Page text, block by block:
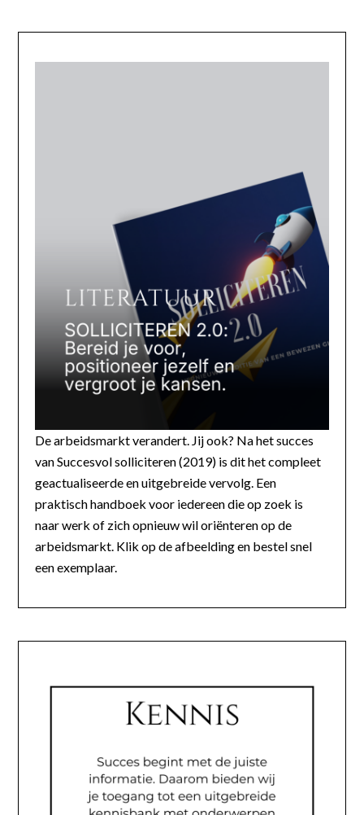
De arbeidsmarkt verandert. Jij ook? Na het succes
van Succesvol solliciteren (2019) is dit het compleet
geactualiseerde en uitgebreide vervolg. Een
praktisch handboek voor iedereen die op zoek is
naar werk of zich opnieuw wil oriënteren op de
arbeidsmarkt. Klik op de afbeelding en bestel snel
een exemplaar.